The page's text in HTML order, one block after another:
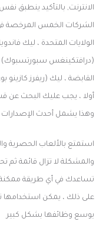
الانترنت, بالتأكيد ينطبق
الشركات الخمس المرخصة في
الولايات المتحدة ، ليك
(درافتكينغس سبورتسبوك)
القابضة ، ليك (ريفرز
أولا ، يجب عليك البحث عن
وهذا يشمل أحدث الإصدارات
استمتع بالألعاب الحصرية
والمشكلة لا تزال قائمة ثم
تساعدك في أي طريقة ممكنة
على ذلك ، يمكن استخدامها
يوسع وظائفها بشكل كبير